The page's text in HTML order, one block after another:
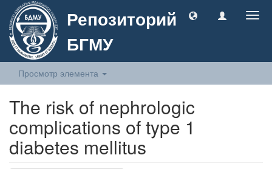
Репозиторий
БГМУ
Просмотр элемента
The risk of nephrologic
complications of type 1
diabetes mellitus